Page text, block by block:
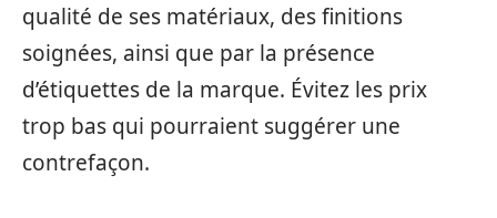
qualité de ses matériaux, des finitions
soignées, ainsi que par la présence
d’étiquettes de la marque. Évitez les prix
trop bas qui pourraient suggérer une
contrefaçon.